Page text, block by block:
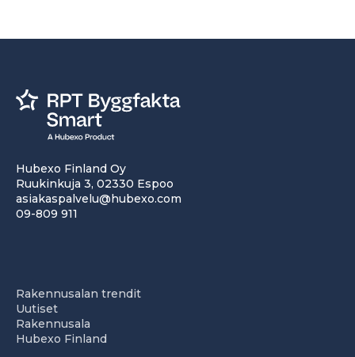
Hubexo Finland Oy
Ruukinkuja 3, 02330 Espoo
asiakaspalvelu@hubexo.com
09-809 911
Rakennusalan trendit
Uutiset
Rakennusala
Hubexo Finland